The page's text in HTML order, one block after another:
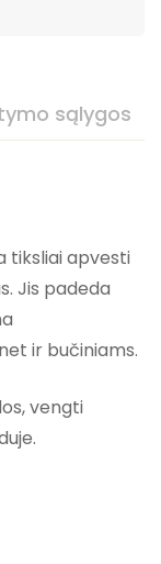
sąlygos
tiksliai apvesti
Jis padeda
ir bučiniams.
vengti